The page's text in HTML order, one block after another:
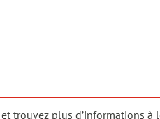
trouvez plus d’informations à